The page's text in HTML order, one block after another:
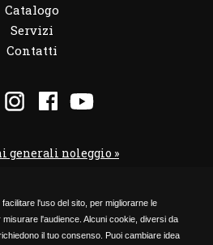
l'uso del sito, per migliorarne le
l'audience. Alcuni cookie, diversi da
il tuo consenso. Puoi cambiare idea
Catalogo
Servizi
Contatti
generali noleggio »
etico »
Policy »